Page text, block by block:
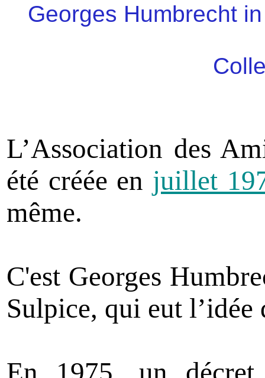
Georges Humbrecht
L’Association des
été créée en juillet
même.
C'est Georges
Sulpice, qui eut l’idée